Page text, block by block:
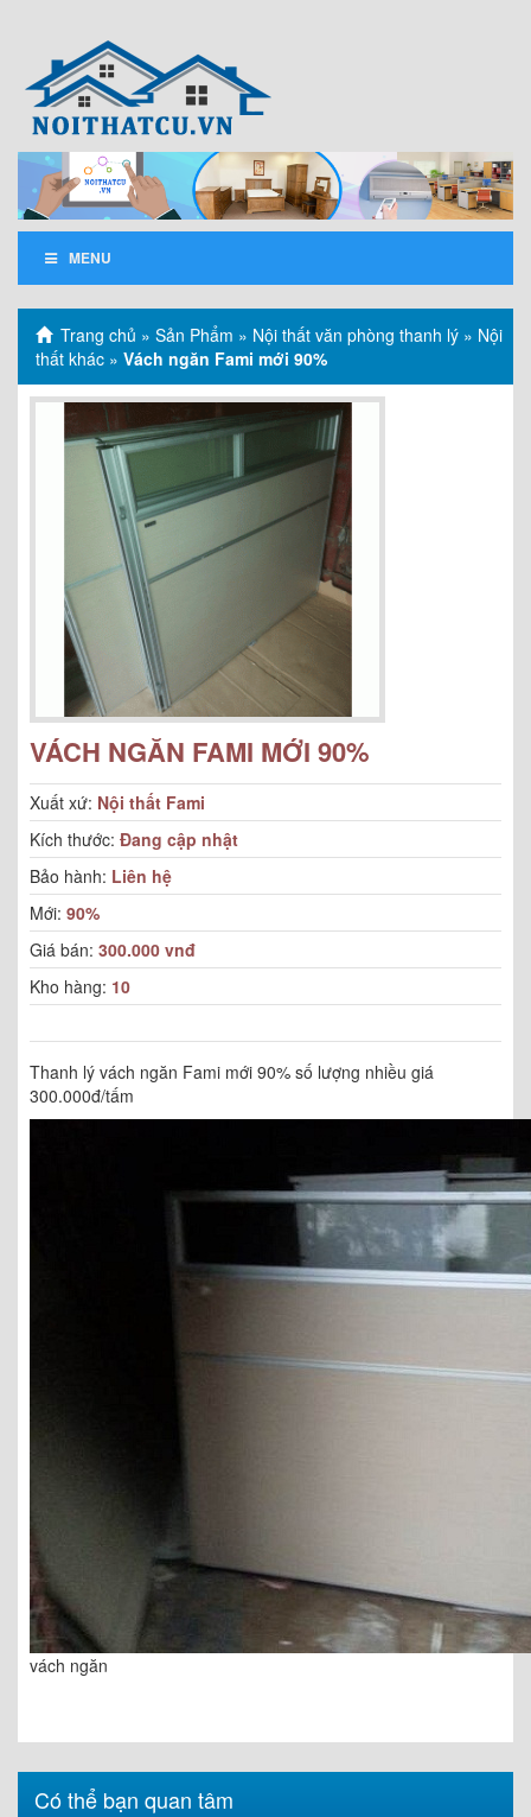
MENU
Trang chủ » Sản Phẩm » Nội thất văn phòng thanh lý » Nội
thất khác » Vách ngăn Fami mới 90%
VÁCH NGĂN FAMI MỚI 90%
Xuất xứ: Nội thất Fami
Kích thước: Đang cập nhật
Bảo hành: Liên hệ
Mới: 90%
Giá bán: 300.000 vnđ
Kho hàng: 10
Thanh lý vách ngăn Fami mới 90% số lượng nhiều giá
300.000đ/tấm
vách ngăn
Có thể bạn quan tâm